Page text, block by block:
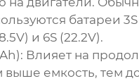
батареи 3S
и 6S (22.2V).
Влияет на
выше емкость, тем